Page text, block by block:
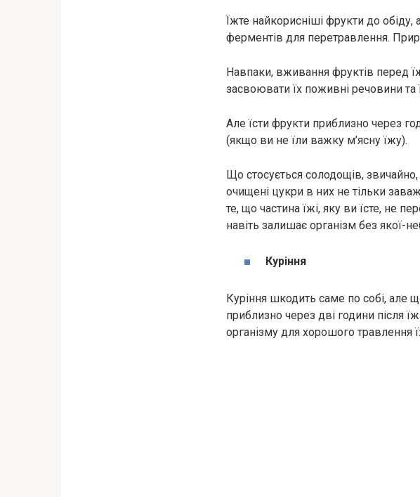
Їжте найкорисніші фрукти до
ферментів для перетравлення.
Навпаки, вживання фруктів перед
засвоювати їх поживні речовини та
Але їсти фрукти приблизно через
(якщо ви не їли важку м’ясну їжу).
Що стосується солодощів,
очищені цукри в них не тільки
те, що частина їжі, яку ви їсте, не
навіть залишає організм без якої-
Куріння
Куріння шкодить саме по собі, але
приблизно через дві години після
організму для хорошого травлення